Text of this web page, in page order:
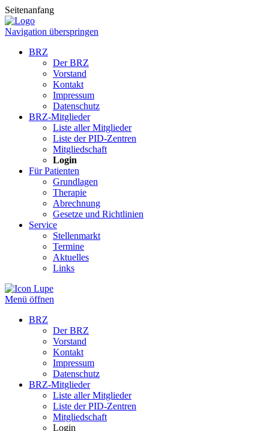
Seitenanfang
Navigation überspringen
BRZ
Der BRZ
Vorstand
Kontakt
Impressum
Datenschutz
BRZ-Mitglieder
Liste aller Mitglieder
Liste der PID-Zentren
Mitgliedschaft
Login
Für Patienten
Grundlagen
Therapie
Abrechnung
Gesetze und Richtlinien
Service
Stellenmarkt
Termine
Aktuelles
Links
Menü öffnen
BRZ
Der BRZ
Vorstand
Kontakt
Impressum
Datenschutz
BRZ-Mitglieder
Liste aller Mitglieder
Liste der PID-Zentren
Mitgliedschaft
Login